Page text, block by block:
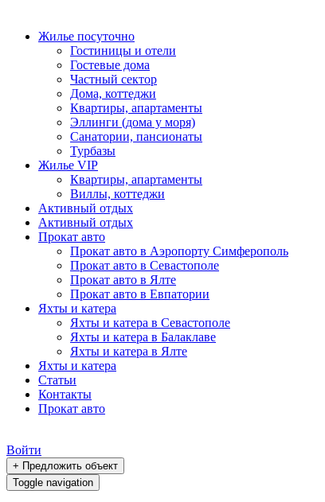
Жилье посуточно
Гостиницы и отели
Гостевые дома
Частный сектор
Дома, коттеджи
Квартиры, апартаменты
Эллинги (дома у моря)
Санатории, пансионаты
Турбазы
Жилье VIP
Квартиры, апартаменты
Виллы, коттеджи
Активный отдых
Активный отдых
Прокат авто
Прокат авто в Аэропорту Симферополь
Прокат авто в Севастополе
Прокат авто в Ялте
Прокат авто в Евпатории
Яхты и катера
Яхты и катера в Севастополе
Яхты и катера в Балаклаве
Яхты и катера в Ялте
Яхты и катера
Статьи
Контакты
Прокат авто
Войти
+ Предложить объект
Toggle navigation